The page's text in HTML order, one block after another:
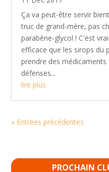
Ça va peut-être servir
truc de grand-mère, pas
parabène-glycol ! C'est
efficace que les sirops du
prendre des
défenses...
lire plus
« Entrées précédentes
PROCHAIN